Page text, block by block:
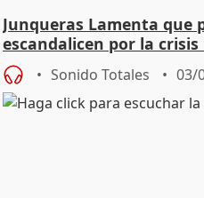
Junqueras Lamenta que
escandalicen por la
Sonido Totales 03/